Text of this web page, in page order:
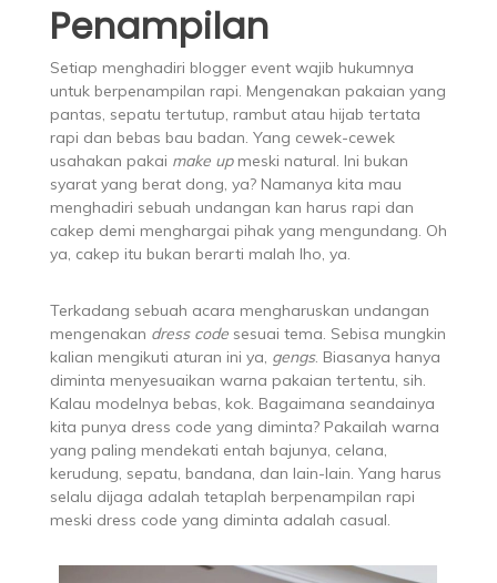
Penampilan
Setiap menghadiri blogger event wajib hukumnya
untuk berpenampilan rapi. Mengenakan pakaian yang
pantas, sepatu tertutup, rambut atau hijab tertata
rapi dan bebas bau badan. Yang cewek-cewek
usahakan pakai make upmeski natural. Ini bukan
syarat yang berat dong, ya? Namanya kita mau
menghadiri sebuah undangan kan harus rapi dan
cakep demi menghargai pihak yang mengundang. Oh
ya, cakep itu bukan berarti malah lho, ya.
Terkadang sebuah acara mengharuskan undangan
mengenakan dress code sesuai tema. Sebisa mungkin
kalian mengikuti aturan ini ya, gengs. Biasanya hanya
diminta menyesuaikan warna pakaian tertentu, sih.
Kalau modelnya bebas, kok. Bagaimana seandainya
kita punya dress code yang diminta? Pakailah warna
yang paling mendekati entah bajunya, celana,
kerudung, sepatu, bandana, dan lain-lain. Yang harus
selalu dijaga adalah tetaplah berpenampilan rapi
meski dress code yang diminta adalah casual.